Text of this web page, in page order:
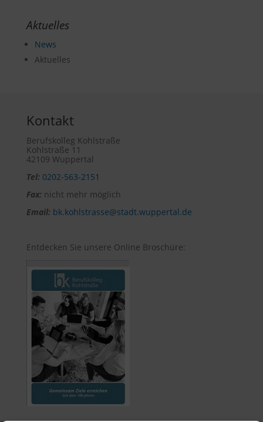
Aktuelles
News
Aktuelles
Kontakt
Berufskolleg Kohlstraße
Kohlstraße 11
42109 Wuppertal
Tel: 0202-563-2151
Fax:nicht mehr möglich
Email: bk.kohlstrasse@stadt.wuppertal.de
Entdecken Sie unsere Online Broschüre: